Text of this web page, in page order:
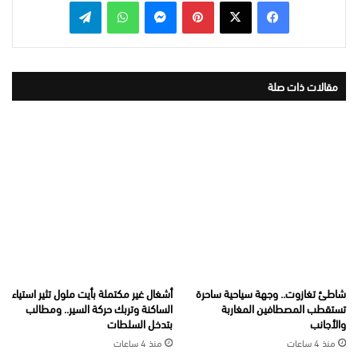
مقالات ذات صلة
شاطئ تغازوت.. وجهة سياحية ساحرة
تستقطب المصطافين المغاربة
والأجانب
منذ 4 ساعات
أشغال غير مكتملة بأيت ملول تثير استياء
الساكنة وتربك حركة السير.. ومطالب
بتدخل السلطات
منذ 4 ساعات